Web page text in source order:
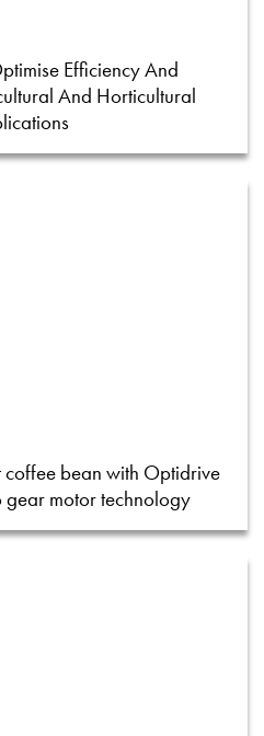
Efficiency And
And Horticultural
coffee bean with Optidrive
motor technology